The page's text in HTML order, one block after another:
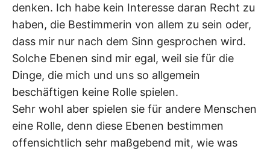
denken. Ich habe kein Interesse daran Recht zu
haben, die Bestimmerin von allem zu sein oder,
dass mir nur nach dem Sinn gesprochen wird.
Solche Ebenen sind mir egal, weil sie für die
Dinge, die mich und uns so allgemein
beschäftigen keine Rolle spielen.
Sehr wohl aber spielen sie für andere Menschen
eine Rolle, denn diese Ebenen bestimmen
offensichtlich sehr maßgebend mit, wie was